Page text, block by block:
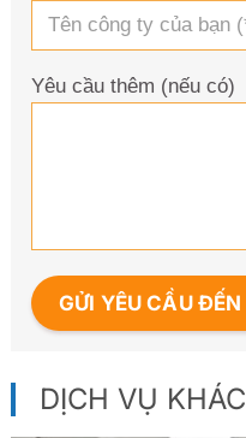
Yêu cầu thêm (nếu có)
DỊCH VỤ KHÁC